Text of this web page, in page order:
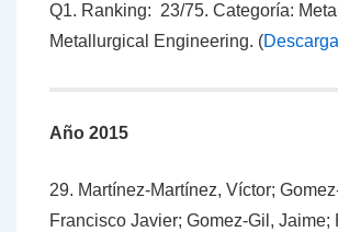
Q1. Ranking: 23/75. Categoría:
Metallurgical Engineering. (
Año 2015
29. Martínez-Martínez, Víctor;
Francisco Javier; Gomez-Gil, Jaime;